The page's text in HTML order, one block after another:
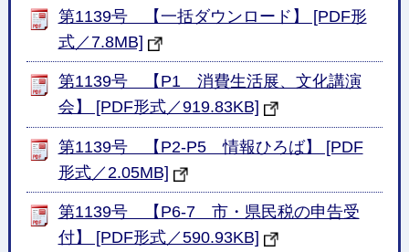
第1139号 【一括ダウンロード】 [PDF形
式／7.8MB]
第1139号 【P1 消費生活展、文化講演
会】 [PDF形式／919.83KB]
第1139号 【P2-P5 情報ひろば】 [PDF
形式／2.05MB]
第1139号 【P6-7 市・県民税の申告受
付】 [PDF形式／590.93KB]